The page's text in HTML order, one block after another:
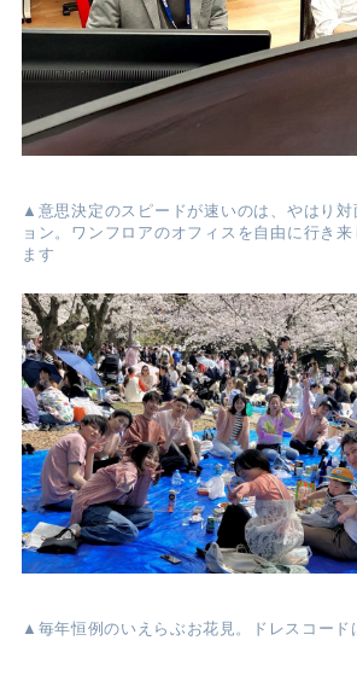
▲意思決定のスピードが速いのは、やはり対
ョン。ワンフロアのオフィスを自由に行き
ます
▲毎年恒例のいえらぶお花見。ドレスコード